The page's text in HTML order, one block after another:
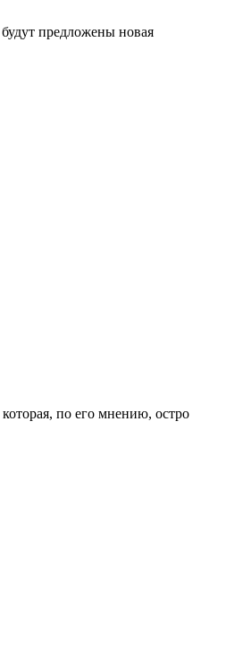
предложены новая
по его мнению, остро